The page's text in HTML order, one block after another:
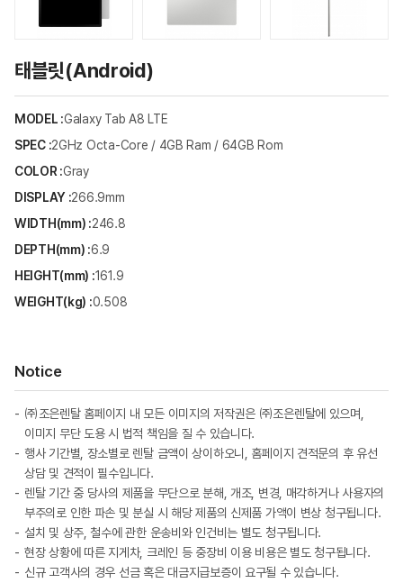
태블릿(Android)
MODEL :Galaxy Tab A8 LTE
SPEC :2GHz Octa-Core / 4GB Ram / 64GB Rom
COLOR :Gray
DISPLAY :266.9mm
WIDTH(mm) :246.8
DEPTH(mm) :6.9
HEIGHT(mm) :161.9
WEIGHT(kg) :0.508
Notice
㈜조은렌탈 홈페이지 내 모든 이미지의 저작권은 ㈜조은렌탈에 있으며,
이미지 무단 도용 시 법적 책임을 질 수 있습니다.
행사 기간별, 장소별로 렌탈 금액이 상이하오니, 홈페이지 견적문의 후 유선
상담 및 견적이 필수입니다.
렌탈 기간 중 당사의 제품을 무단으로 분해, 개조, 변경, 매각하거나 사용자의
부주의로 인한 파손 및 분실 시 해당 제품의 신제품 가액이 변상 청구됩니다.
설치 및 상주, 철수에 관한 운송비와 인건비는 별도 청구됩니다.
현장 상황에 따른 지게차, 크레인 등 중장비 이용 비용은 별도 청구됩니다.
신규 고객사의 경우 선금 혹은 대금지급보증이 요구될 수 있습니다.